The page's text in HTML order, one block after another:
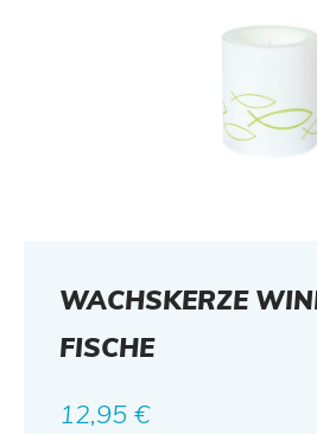
WACHSKERZE
FISCHE
Regulärer Preis:
12,95 €